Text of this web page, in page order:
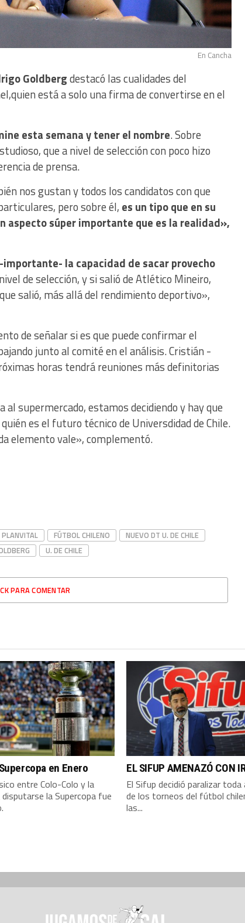
En Cancha
Goldbergdestacó las cualidades del
está a solo una firma de convertirse en el
esta semana y tener el nombre. Sobre
que a nivel de selección con poco hizo
de prensa.
nos gustan y todos los candidatos con que
pero sobre él, es un tipo que en su
aspecto súper importante que es la realidad»,
la capacidad de sacar provecho
de selección, y si salió de Atlético Mineiro,
salió, más allá del rendimiento deportivo»,
de señalar si es que puede confirmar el
junto al comité en el análisis. Cristián -
horas tendrá reuniones más definitorias
al supermercado, estamos decidiendo y hay que
es el futuro técnico de Universdidad de Chile.
elemento vale», complementó.
FÚTBOL CHILENO
NUEVO DT U. DE CHILE
U. DE CHILE
PARA COMENTAR
en Enero
entre Colo-Colo y la
disputarse la Supercopa fue
EL SIFUP AMENAZÓ CON
El Sifup decidió paralizar toda
de los torneos del fútbol
las...